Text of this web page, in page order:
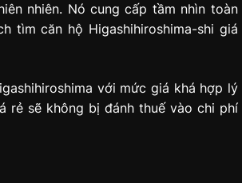
nhiên. Nó cung cấp tầm nhìn toàn
tìm căn hộ Higashihiroshima-shi giá
với mức giá khá hợp lý
rẻ sẽ không bị đánh thuế vào chi phí